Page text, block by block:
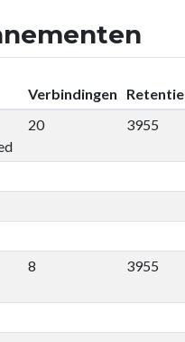
Verbindingen Retentie
20 3955
8 3955